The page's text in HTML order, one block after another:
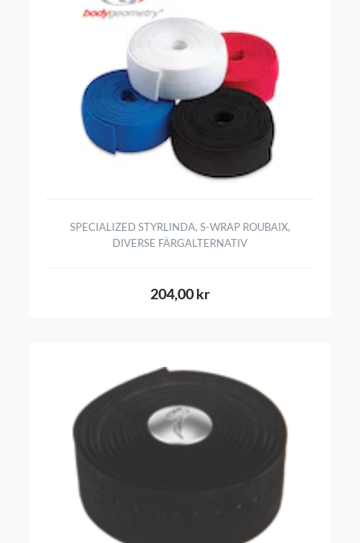
SPECIALIZED STYRLINDA, S-WRAP ROUBAIX,
DIVERSE FÄRGALTERNATIV
204,00 kr